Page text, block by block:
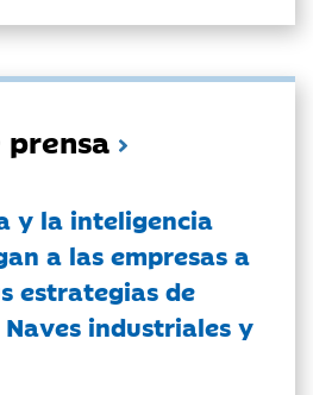
y la inteligencia
a las empresas a
estrategias de
industriales y